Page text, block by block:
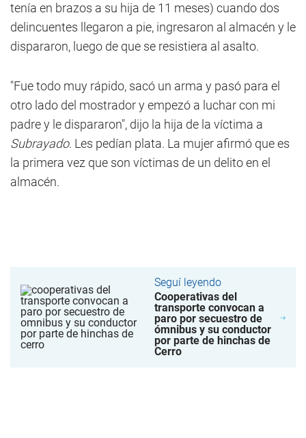
tenía en brazos a su hija de 11 meses) cuando dos
delincuentes llegaron a pie, ingresaron al almacén y le
dispararon, luego de que se resistiera al asalto.
"Fue todo muy rápido, sacó un arma y pasó para el
otro lado del mostrador y empezó a luchar con mi
padre y le dispararon", dijo la hija de la víctima a
Subrayado. Les pedían plata. La mujer afirmó que es
la primera vez que son víctimas de un delito en el
almacén.
Seguí leyendo
Cooperativas del
transporte convocan a
paro por secuestro de
ómnibus y su conductor
por parte de hinchas de
Cerro